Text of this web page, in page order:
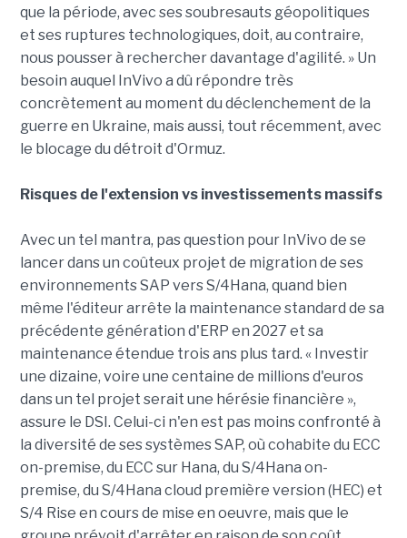
que la période, avec ses soubresauts géopolitiques
et ses ruptures technologiques, doit, au contraire,
nous pousser à rechercher davantage d'agilité. » Un
besoin auquel InVivo a dû répondre très
concrètement au moment du déclenchement de la
guerre en Ukraine, mais aussi, tout récemment, avec
le blocage du détroit d'Ormuz.
Risques de l'extension vs investissements massifs
Avec un tel mantra, pas question pour InVivo de se
lancer dans un coûteux projet de migration de ses
environnements SAP vers S/4Hana, quand bien
même l'éditeur arrête la maintenance standard de sa
précédente génération d'ERP en 2027 et sa
maintenance étendue trois ans plus tard. « Investir
une dizaine, voire une centaine de millions d'euros
dans un tel projet serait une hérésie financière »,
assure le DSI. Celui-ci n'en est pas moins confronté à
la diversité de ses systèmes SAP, où cohabite du ECC
on-premise, du ECC sur Hana, du S/4Hana on-
premise, du S/4Hana cloud première version (HEC) et
S/4 Rise en cours de mise en oeuvre, mais que le